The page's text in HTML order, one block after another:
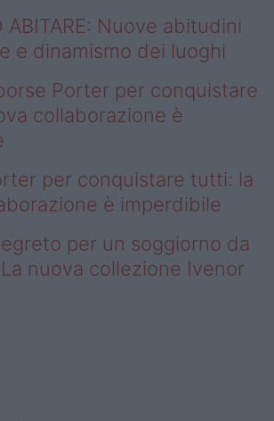
ABITARE: Nuove abitudini
e dinamismo dei luoghi
Porter per conquistare
collaborazione è
per conquistare tutti: la
è imperdibile
per un soggiorno da
nuova collezione Ivenor